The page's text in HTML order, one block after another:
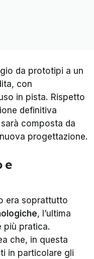
da prototipi a un
con
in pista. Rispetto
definitiva
composta da
progettazione.
e
era soprattutto
, l’ultima
più pratica.
che, in questa
in particolare gli